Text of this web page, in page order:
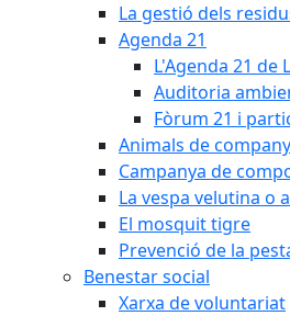
La gestió dels
Agenda 21
L'Agenda 21 de
Auditoria
Fòrum 21 i
Animals de
Campanya de
La vespa velutina o
El mosquit tigre
Prevenció de la
Benestar social
Xarxa de voluntariat